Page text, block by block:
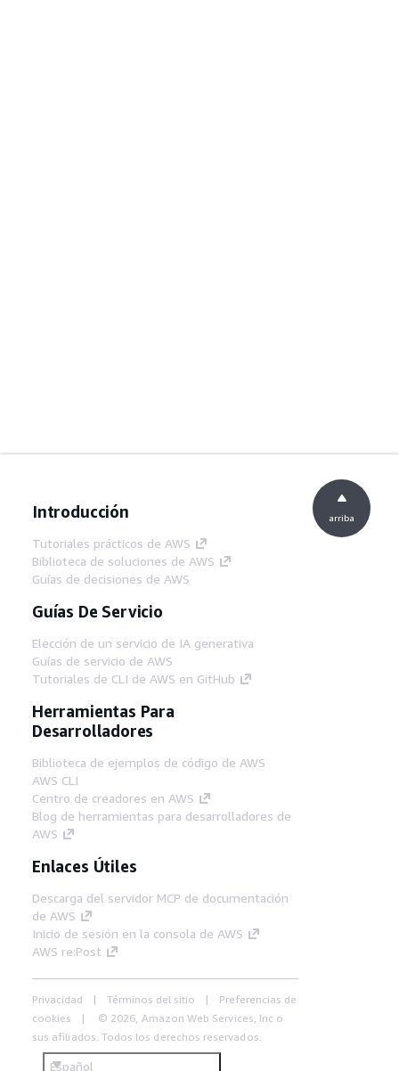
Introducción
Tutoriales prácticos de AWS
Biblioteca de soluciones de AWS
Guías de decisiones de AWS
Guías De Servicio
Elección de un servicio de IA generativa
Guías de servicio de AWS
Tutoriales de CLI de AWS en GitHub
Herramientas Para
Desarrolladores
Biblioteca de ejemplos de código de AWS
AWS CLI
Centro de creadores en AWS
Blog de herramientas para desarrolladores de
AWS
Enlaces Útiles
Descarga del servidor MCP de documentación
de AWS
Inicio de sesión en la consola de AWS
AWS re:Post
Privacidad Términos del sitio
Preferencias de
cookies
© 2026, Amazon Web Services, Inc o
sus afiliados. Todos los derechos reservados.
Español
arriba